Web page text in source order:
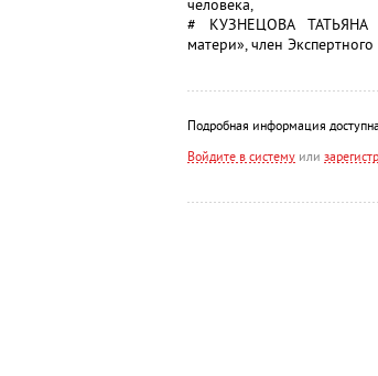
человека,
# КУЗНЕЦОВА ТАТЬЯНА
матери», член
Подробная информация
Войдите в системуили